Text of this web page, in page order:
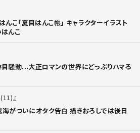
んこ「夏目はんこ帳」 キャラクターイラスト
んこ
騒動...大正ロマンの世界にどっぷりハマる
海がついにオタク告白 描きおろしでは後日